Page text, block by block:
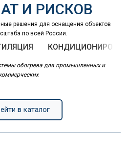
И РИСКОВ
решения для оснащения объектов
по всей России.
обогрева для промышленных и
в каталог